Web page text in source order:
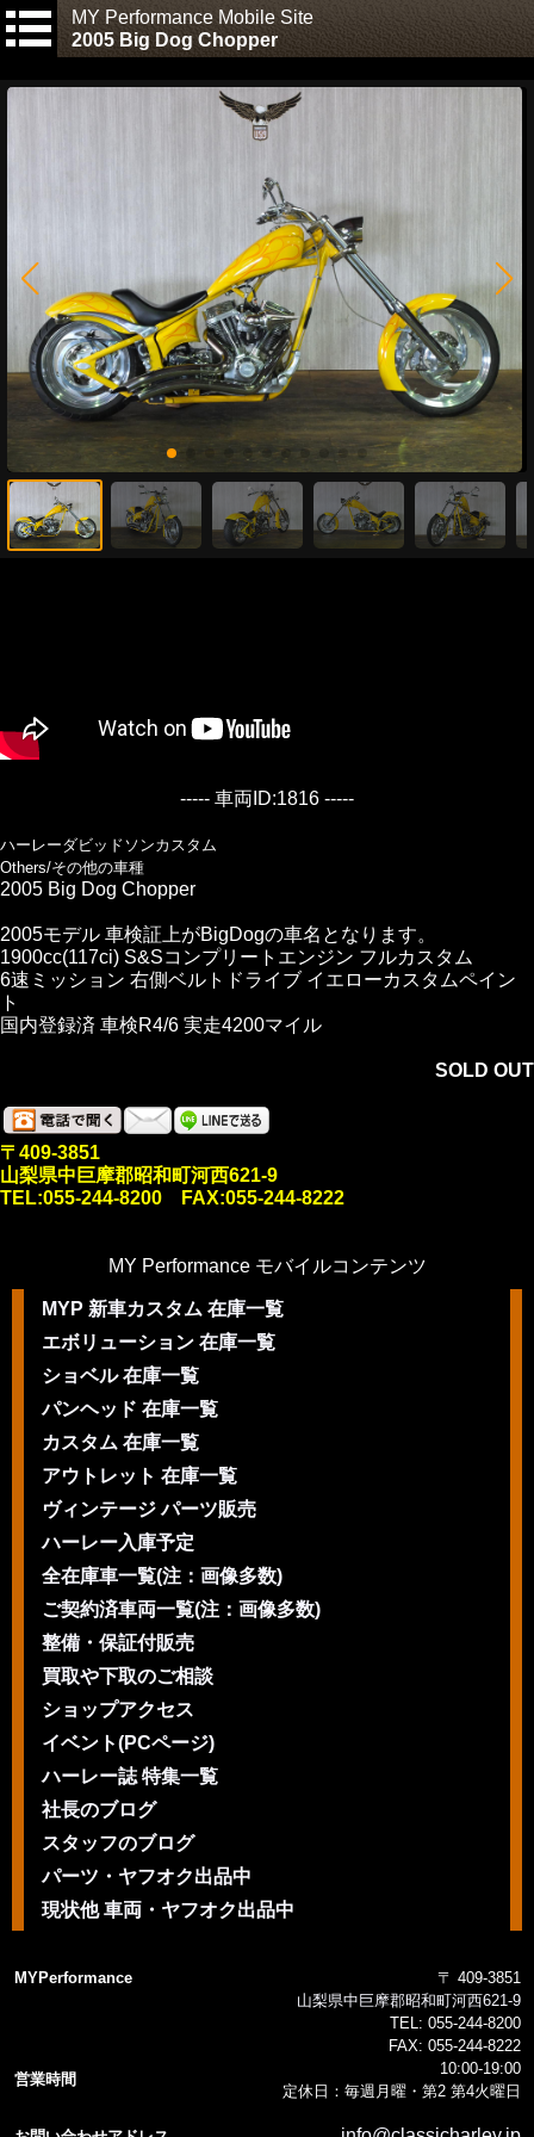
MY Performance Mobile Site
2005 Big Dog Chopper
----- 車両ID:1816 -----
ハーレーダビッドソンカスタム
Others/その他の車種
2005 Big Dog Chopper
2005モデル 車検証上がBigDogの車名となります。
1900cc(117ci) S&Sコンプリートエンジン フルカスタム
6速ミッション 右側ベルトドライブ イエローカスタムペイン
ト
国内登録済 車検R4/6 実走4200マイル
SOLD OUT
〒409-3851
山梨県中巨摩郡昭和町河西621-9
TEL:055-244-8200 FAX:055-244-8222
MY Performance モバイルコンテンツ
MYP 新車カスタム 在庫一覧
エボリューション 在庫一覧
ショベル 在庫一覧
パンヘッド 在庫一覧
カスタム 在庫一覧
アウトレット 在庫一覧
ヴィンテージ パーツ販売
ハーレー入庫予定
全在庫車一覧(注：画像多数)
ご契約済車両一覧(注：画像多数)
整備・保証付販売
買取や下取のご相談
ショップアクセス
イベント(PCページ)
ハーレー誌 特集一覧
社長のブログ
スタッフのブログ
パーツ・ヤフオク出品中
現状他 車両・ヤフオク出品中
MYPerformance
〒 409-3851
山梨県中巨摩郡昭和町河西621-9
TEL: 055-244-8200
FAX: 055-244-8222
営業時間
10:00-19:00
定休日：毎週月曜・第2 第4火曜日